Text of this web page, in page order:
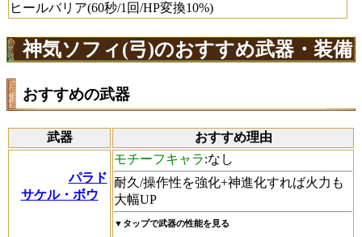
ヒールバリア(60秒/1回/HP変換10%)
神気ソフィ(弓)のおすすめ武器・装備
おすすめの武器
武器 おすすめ理由
パラド
サケル・ボウ
モチーフキャラ:なし
耐久/操作性を強化+神進化すれば火力も
大幅UP
▼タップで武器の性能を見る